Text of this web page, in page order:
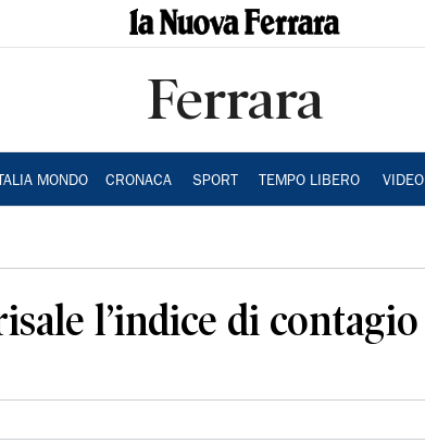
Ferrara
MONDO CRONACA SPORT TEMPO LIBERO VIDEO
l’indice di contagio